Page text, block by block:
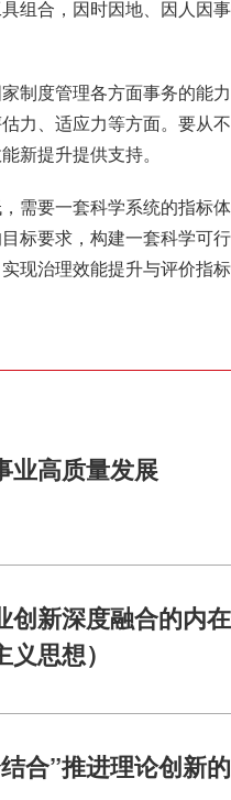
组合，因时因地、因人因
制度管理各方面事务的能
力、适应力等方面。要从
新提升提供支持。
需要一套科学系统的指标
标要求，构建一套科学可
现治理效能提升与评价指
业高质量发展
新深度融合的内
思想）
合”推进理论创新